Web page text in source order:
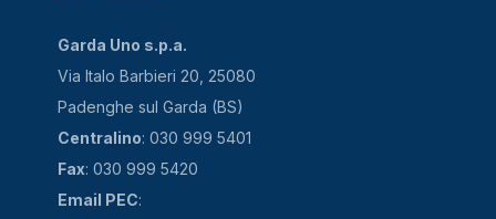
Garda Uno s.p.a.
Via Italo Barbieri 20, 25080
Padenghe sul Garda (BS)
Centralino: 030 999 5401
Fax: 030 999 5420
Email PEC: